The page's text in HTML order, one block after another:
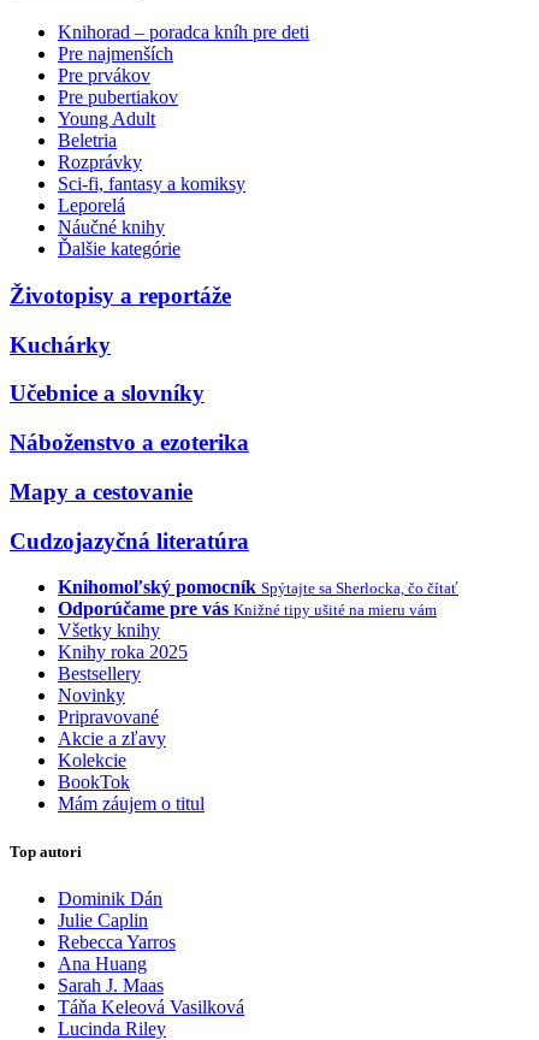
Knihorad – poradca kníh pre deti
Pre najmenších
Pre prvákov
Pre pubertiakov
Young Adult
Beletria
Rozprávky
Sci-fi, fantasy a komiksy
Leporelá
Náučné knihy
Ďalšie kategórie
Životopisy a reportáže
Kuchárky
Učebnice a slovníky
Náboženstvo a ezoterika
Mapy a cestovanie
Cudzojazyčná literatúra
Knihomoľský pomocník Spýtajte sa Sherlocka, čo čítať
Odporúčame pre vás Knižné tipy ušité na mieru vám
Všetky knihy
Knihy roka 2025
Bestsellery
Novinky
Pripravované
Akcie a zľavy
Kolekcie
BookTok
Mám záujem o titul
Top autori
Dominik Dán
Julie Caplin
Rebecca Yarros
Ana Huang
Sarah J. Maas
Táňa Keleová Vasilková
Lucinda Riley